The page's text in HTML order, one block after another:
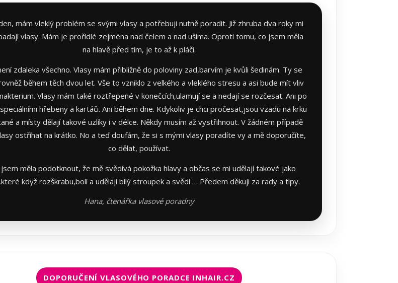
mám vleklý problém se svými vlasy a potřebuji nutně poradit. Již zhruba dva roky mi
vlasy. Mám je prořídlé zejména nad čelem a nad ušima. Oproti tomu, co jsem měla
na hlavě před tím, je to až k pláči.
zdaleka všechno. Vlasy mám přibližně do poloviny zad,barvím je kvůli šedinám. Ty se
během těch dvou let. Vše to vzniklo z velkého a vleklého stresu a asi bude mít vliv
Vlasy mám také roztřepené v konečcích,ulamují se a nedají se rozčesat. Ani po
hřebeny a kartáči. Ani během dne. Kdykoliv je chci pročesat,jsou vzadu na krku
a místy dělají takové uzlíky i v délce. Někdy musím až vystřihnout. V žádném případě
ostříhat na krátko. No a teď doufám, že si s mými vlasy poradíte vy a mě doporučíte,
co dělat, používat.
jsem měla podotknout, že mě svědívá pokožka hlavy a občas se mi udělají takové jako
když rozškrabu,bolí a udělají bílý stroupek a svědí … Předem děkuji za rady a tipy.
Hana, čtenářka vlasové poradny
DOPORUČENÍ VLASOVÉHO PORADCE INHAIR.CZ